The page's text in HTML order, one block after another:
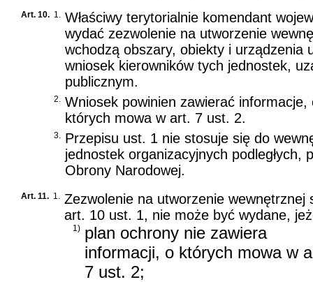
Art. 10. 1. Właściwy terytorialnie komendant
wydać zezwolenie na utworzenie
wchodzą obszary, obiekty i
wniosek kierowników tych jednostek,
publicznym.
2. Wniosek powinien zawierać informacje,
których mowa w art. 7 ust. 2.
3. Przepisu ust. 1 nie stosuje się do
jednostek organizacyjnych
Obrony Narodowej.
Art. 11. 1. Zezwolenie na utworzenie wewnętrznej
art. 10 ust. 1, nie może być wydane,
1) plan ochrony nie zawiera
informacji, o których mowa w
7 ust. 2;